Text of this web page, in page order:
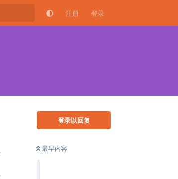
注册 登录
登录以回复
最早内容